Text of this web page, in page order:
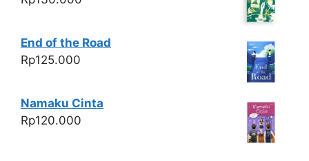
End of the Road
Rp125.000
Namaku Cinta
Rp120.000